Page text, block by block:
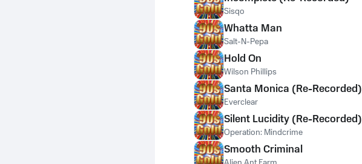
Sisqo
Whatta Man
Salt-N-Pepa
Hold On
Wilson Phillips
Santa Monica (Re-Recorded)
Everclear
Silent Lucidity (Re-Recorded)
Operation: Mindcrime
Smooth Criminal